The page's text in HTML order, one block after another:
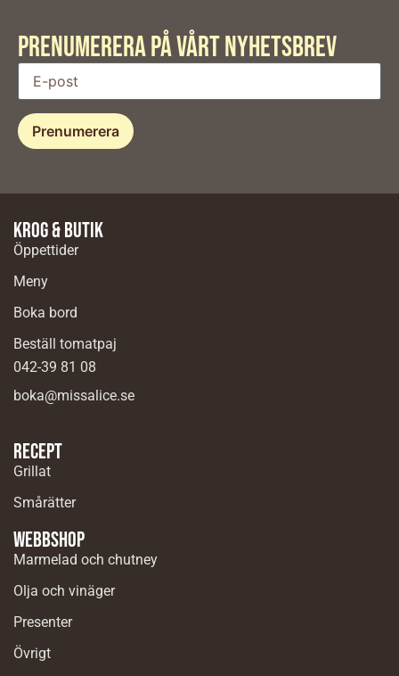
PRENUMERERA PÅ VÅRT Nyhetsbrev
Krog & butik
Öppettider
Meny
Boka bord
Beställ tomatpaj
042-39 81 08
boka@missalice.se
Recept
Grillat
Smårätter
Webbshop
Marmelad och chutney
Olja och vinäger
Presenter
Övrigt